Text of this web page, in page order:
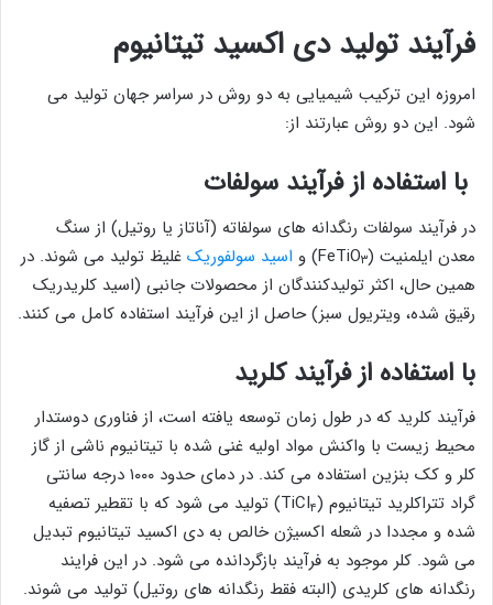
فرآیند تولید دی اکسید تیتانیوم
امروزه این ترکیب شیمیایی به دو روش در سراسر جهان تولید می
شود. این دو روش عبارتند از:
با استفاده از فرآیند سولفات
در فرآیند سولفات رنگدانه های سولفاته (آناتاز یا روتیل) از سنگ
معدن ایلمنیت (FeTiO۳ ) و اسید سولفوریک غلیظ تولید می شوند. در
همین حال، اکثر تولیدکنندگان از محصولات جانبی (اسید کلریدریک
رقیق شده، ویتریول سبز) حاصل از این فرآیند استفاده کامل می کنند.
با استفاده از فرآیند کلرید
فرآیند کلرید که در طول زمان توسعه یافته است، از فناوری دوستدار
محیط زیست با واکنش مواد اولیه غنی شده با تیتانیوم ناشی از گاز
کلر و کک بنزین استفاده می کند. در دمای حدود ۱۰۰۰ درجه سانتی
گراد تتراکلرید تیتانیوم (TiCI۴
) تولید می شود که با تقطیر تصفیه
شده و مجددا در شعله اکسیژن خالص به دی اکسید تیتانیوم تبدیل
می شود. کلر موجود به فرآیند بازگردانده می شود. در این فرایند
رنگدانه های کلریدی (البته فقط رنگدانه های روتیل) تولید می شوند.